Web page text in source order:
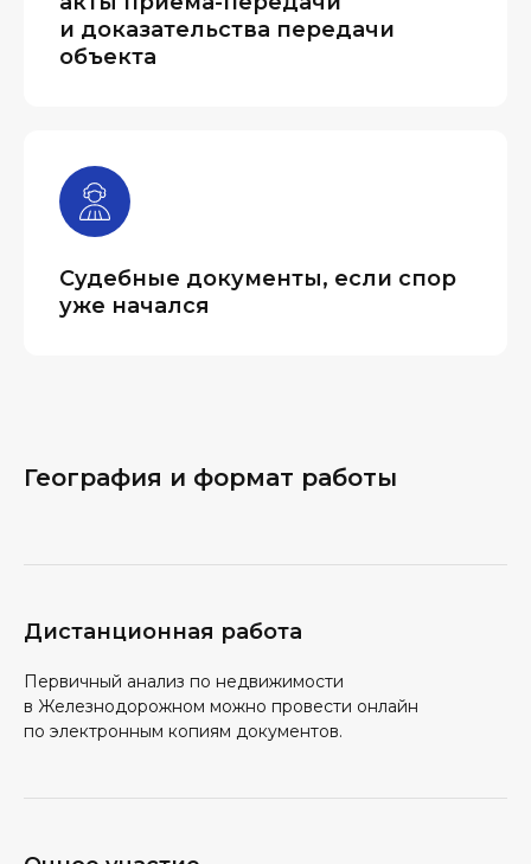
и доказательства передачи
объекта
Судебные документы, если спор
уже начался
География и формат работы
Дистанционная работа
Первичный анализ по недвижимости
в Железнодорожном можно провести онлайн
по электронным копиям документов.